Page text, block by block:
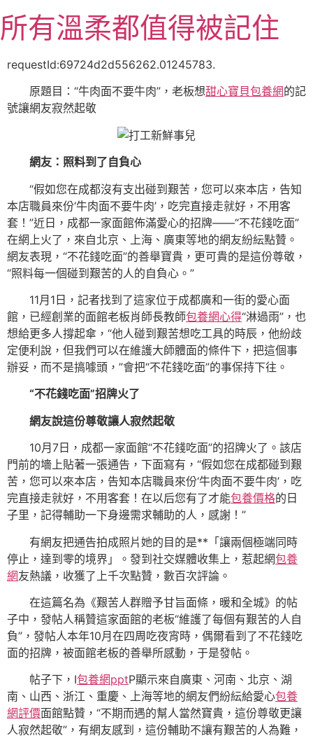
至
主所有溫柔都值得被記住
requestId:69724d2d556262.01245783.
原題目：“牛肉面不要牛肉”，老板想甜心寶貝包養網的記
號讓網友寂然起敬
網友：照料到了自負心
“假如您在成都沒有支出碰到艱苦，您可以來本店，告知
本店職員來份‘牛肉面不要牛肉’，吃完直接走就好，不用客
套！”近日，成都一家面館佈滿愛心的招牌——“不花錢吃面”
在網上火了，來自北京、上海、廣東等地的網友紛紜點贊。
網友表現，“不花錢吃面”的善舉寶貴，更可貴的是這份尊敬，
“照料每一個碰到艱苦的人的自負心。”
11月1日，記者找到了這家位于成都廣和一街的愛心面
館，已經創業的面館老板肖師長教師包養網心得“淋過雨”，也
想給更多人撐起傘，“他人碰到艱苦想吃工具的時辰，他紛歧
定便利說，但我們可以在維護大師體面的條件下，把這個事
辦妥，而不是搞噱頭，”會把“不花錢吃面”的事保持下往。
“不花錢吃面”招牌火了
網友說這份尊敬讓人寂然起敬
10月7日，成都一家面館“不花錢吃面”的招牌火了。該店
門前的墻上貼著一張通告，下面寫有，“假如您在成都碰到艱
苦，您可以來本店，告知本店職員來份‘牛肉面不要牛肉’，吃
完直接走就好，不用客套！在以后您有了才能包養價格的日
子里，記得輔助一下身邊需求輔助的人，感謝！”
有網友把通告拍成照片她的目的是**「讓兩個極端同時
停止，達到零的境界」。發到社交媒體收集上，惹起網包養
網友熱議，收獲了上千次點贊，數百次評論。
在這篇名為《艱苦人群贈予甘旨面條，暖和全城》的帖
子中，發帖人稱贊這家面館的老板“維護了每個有艱苦的人自
負”，發帖人本年10月在四周吃夜宵時，偶爾看到了不花錢吃
面的招牌，被面館老板的善舉所感動，于是發帖。
帖子下，I包養網pptP顯示來自廣東、河南、北京、湖
南、山西、浙江、重慶、上海等地的網友們紛紜給愛心包養
網評價面館點贊，“不期而遇的幫人當然寶貴，這份尊敬更讓
人寂然起敬”，有網友感到，這份輔助不讓有艱苦的人為難，